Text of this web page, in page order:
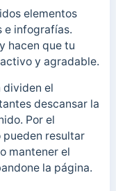
elementos
e infografías.
hacen que tu
y agradable.
dividen el
descansar la
Por el
resultar
mantener el
la página.